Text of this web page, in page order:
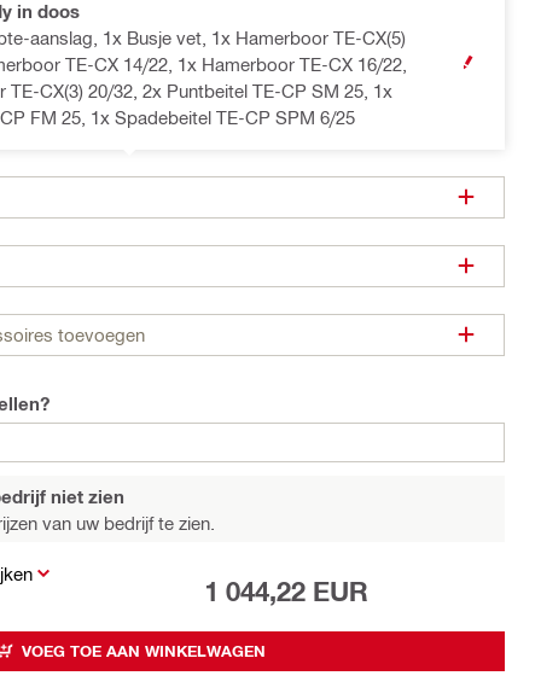
in doos
aanslag, 1x Busje vet, 1x Hamerboor TE-CX(5)
TE-CX 14/22, 1x Hamerboor TE-CX 16/22,
TE-CX(3) 20/32, 2x Puntbeitel TE-CP SM 25, 1x
FM 25, 1x Spadebeitel TE-CP SPM 6/25
OPEN
toevoegen
niet zien
van uw bedrijf te zien.
1 044,22 EUR
VOEG TOE AAN WINKELWAGEN